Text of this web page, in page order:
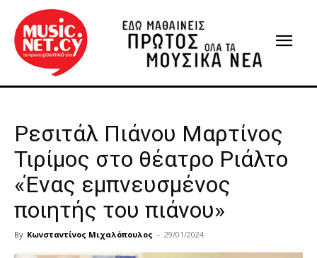
Ρεσιτάλ Πιάνου Μαρτίνος
Τιρίμος στο θέατρο Ριάλτο
«Ένας εμπνευσμένος
ποιητής του πιάνου»
By Κωνσταντίνος Μιχαλόπουλος - 29/01/2024